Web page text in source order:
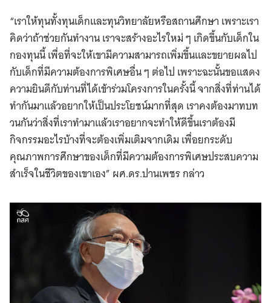
“เราให้ทุนทั้งทุนเด็กและทุนวิทยาลัยหรือสถานศึกษา เพราะเรา
คิดว่าถ้าช่วยกันทำงาน เราจะสร้างอะไรใหม่ ๆ เกิดขึ้นกับเด็กใน
กองทุนนี้ เพื่อที่จะให้เขามีความสามารถเพิ่มขึ้นและขยายผลไป
กับเด็กที่มีความต้องการพิเศษอื่น ๆ ต่อไป เพราะฉะนั้นขอแสดง
ความยินดีกับท่านที่ได้เข้าร่วมโครงการในครั้งนี้ จากสิ่งที่ท่านได้
ทำกันมาแล้วอยากให้เป็นประโยชน์มากที่สุด เราคงต้องมาทบท
วนกันว่าสิ่งที่เราทำมาแล้วเราอยากจะทำให้ดีขึ้นเราต้องมี
กิจกรรมอะไรบ้างที่จะต้องเพิ่มเติมจากเดิม เพื่อยกระดับ
คุณภาพการศึกษาของเด็กที่มีความต้องการพิเศษประสบความ
สำเร็จในชีวิตของเขาเอง” ผศ.ดร.ปานเพชร กล่าว